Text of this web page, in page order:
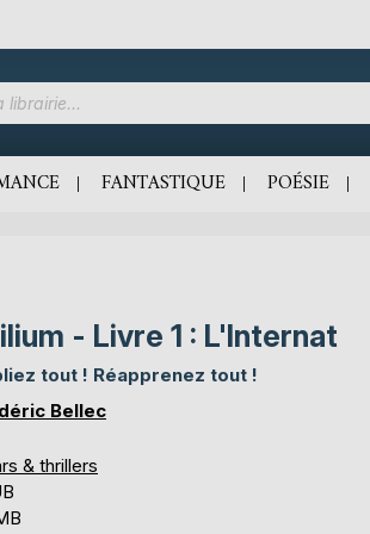
FANTASTIQUE POÉSIE
- Livre 1 : L'Internat
tout ! Réapprenez tout !
Bellec
& thrillers